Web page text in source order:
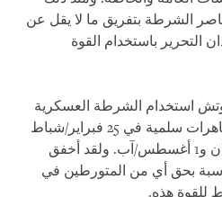
الشرطة بتفريق ما لا يقل عن
التحرير باستخدام القوة
استخدام الشرطة العسكرية
المفرط للقوة في تفريق تظاهرات سلمية في 25 فبراير/شباط
و9 مارس/آذار و9 أبريل/نيسان و1 أغسطس/آب. ولقد أخفق
بحق أي من المتورطين في
للقوة هذه.